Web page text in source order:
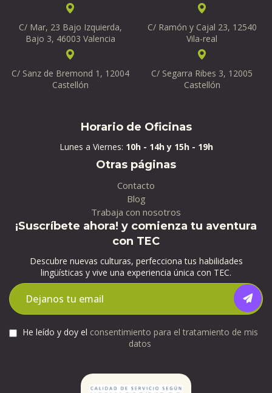
C/ Mar, 23 Bajo Izquierda,
Bajo 3, 46003 Valencia
C/ Ramón y Cajal 23, 12540
Vila-real
C/ Sanz de Bremond 1, 12004
Castellón
C/ Segarra Ribes 3, 12005
Castellón
Horario de Oficinas
Lunes a Viernes: 10h - 14h y 15h - 19h
Otras páginas
Contacto
Blog
Trabaja con nosotros
¡Suscríbete ahora! y comienza tu aventura
con TEC
Descubre nuevas culturas, perfecciona tus habilidades
lingüísticas y vive una experiencia única con TEC.
He leído y doy el consentimiento para el tratamiento de mis
datos